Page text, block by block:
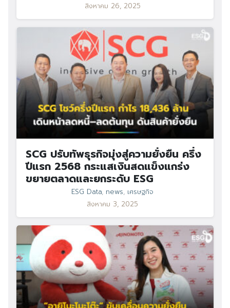
สิงหาคม 26, 2025
SCG ปรับทัพธุรกิจมุ่งสู่ความยั่งยืน ครึ่ง
ปีแรก 2568 กระแสเงินสดแข็งแกร่ง
ขยายตลาดและยกระดับ ESG
ESG Data, news, เศรษฐกิจ
สิงหาคม 3, 2025